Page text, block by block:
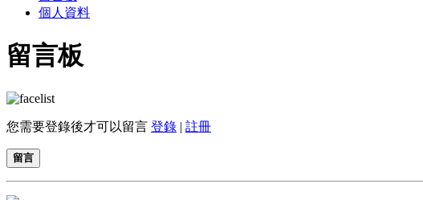
個人資料
留言板
您需要登錄後才可以留言 登錄 | 註冊
留言